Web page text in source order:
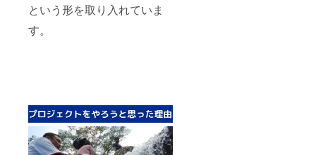
という形を取り入れていま
す。